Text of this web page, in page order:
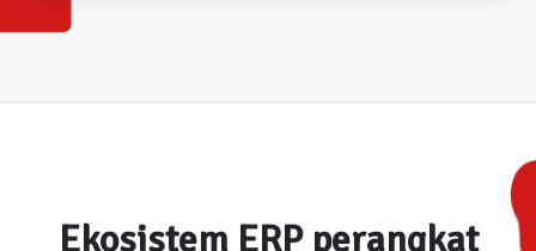
Ekosistem ERP perangkat